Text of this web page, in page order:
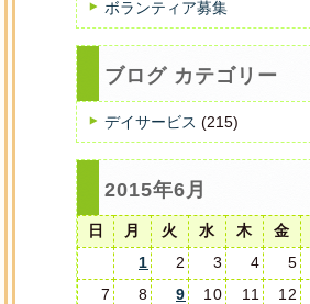
ボランティア募集
ブログ カテゴリー
デイサービス (215)
2015年6月
日 月 火 水 木 金
1
2 3 4 5
7
8 9 10 11 12